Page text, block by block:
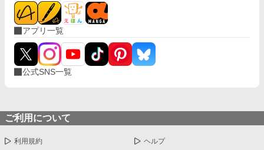
アプリ一覧
公式SNS一覧
ご利用について
利用規約 ヘルプ